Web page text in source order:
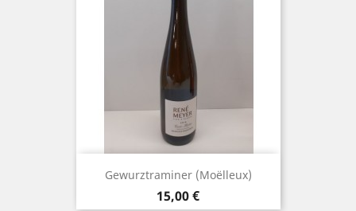
Gewurztraminer (moëlleux)
Prix
15,00 €